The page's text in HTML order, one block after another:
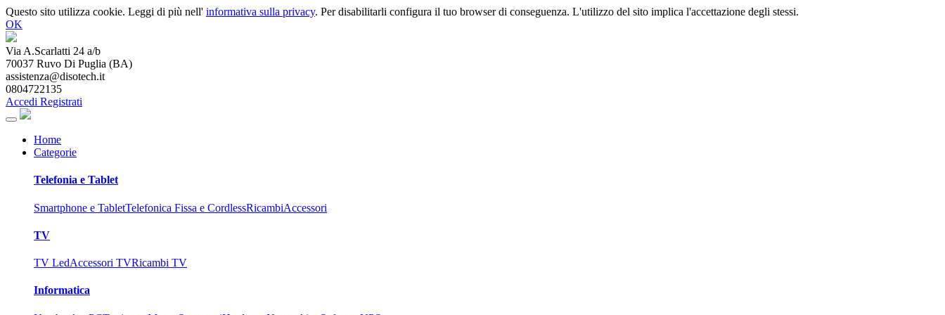
Questo sito utilizza cookie. Leggi di più nell' informativa sulla privacy. Per disabilitarli configura il tuo browser di conseguenza. L'utilizzo del sito implica l'accettazione degli stessi.
OK
Via A.Scarlatti 24 a/b
70037 Ruvo Di Puglia (BA)
assistenza@disotech.it
0804722135
Accedi Registrati
Home
Categorie
Telefonia e Tablet
Smartphone e TabletTelefonica Fissa e CordlessRicambiAccessori
TV
TV LedAccessori TVRicambi TV
Informatica